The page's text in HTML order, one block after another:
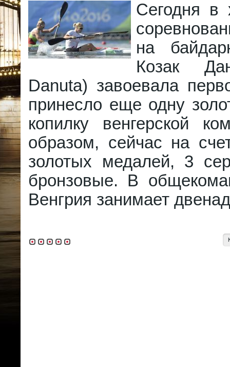
Сегодня в
на
Козак
Danuta) завоевала
принесло еще одну
копилку венгерской
образом, сейчас на
золотых медалей, 3
бронзовые. В
Венгрия занимает